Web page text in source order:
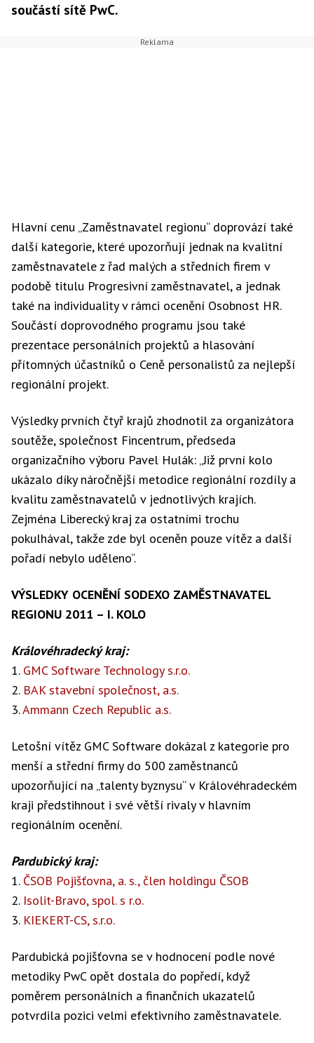
součástí sítě PwC.
Hlavní cenu „Zaměstnavatel regionu“ doprovází také
další kategorie, které upozorňují jednak na kvalitní
zaměstnavatele z řad malých a středních firem v
podobě titulu Progresivní zaměstnavatel, a jednak
také na individuality v rámci ocenění Osobnost HR.
Součástí doprovodného programu jsou také
prezentace personálních projektů a hlasování
přítomných účastníků o Ceně personalistů za nejlepší
regionální projekt.
Výsledky prvních čtyř krajů zhodnotil za organizátora
soutěže, společnost Fincentrum, předseda
organizačního výboru Pavel Hulák: „Již první kolo
ukázalo díky náročnější metodice regionální rozdíly a
kvalitu zaměstnavatelů v jednotlivých krajích.
Zejména Liberecký kraj za ostatními trochu
pokulhával, takže zde byl oceněn pouze vítěz a další
pořadí nebylo uděleno“.
VÝSLEDKY OCENĚNÍ SODEXO ZAMĚSTNAVATEL
REGIONU 2011 – I. KOLO
Královéhradecký kraj:
1. GMC Software Technology s.r.o.
2. BAK stavební společnost, a.s.
3.Ammann Czech Republic a.s.
Letošní vítěz GMC Software dokázal z kategorie pro
menší a střední firmy do 500 zaměstnanců
upozorňující na „talenty byznysu“ v Královéhradeckém
kraji předstihnout i své větší rivaly v hlavním
regionálním ocenění.
Pardubický kraj:
1. ČSOB Pojišťovna, a. s., člen holdingu ČSOB
2. Isolit-Bravo, spol. s r.o.
3. KIEKERT-CS, s.r.o.
Pardubická pojišťovna se v hodnocení podle nové
metodiky PwC opět dostala do popředí, když
poměrem personálních a finančních ukazatelů
potvrdila pozici velmi efektivního zaměstnavatele.